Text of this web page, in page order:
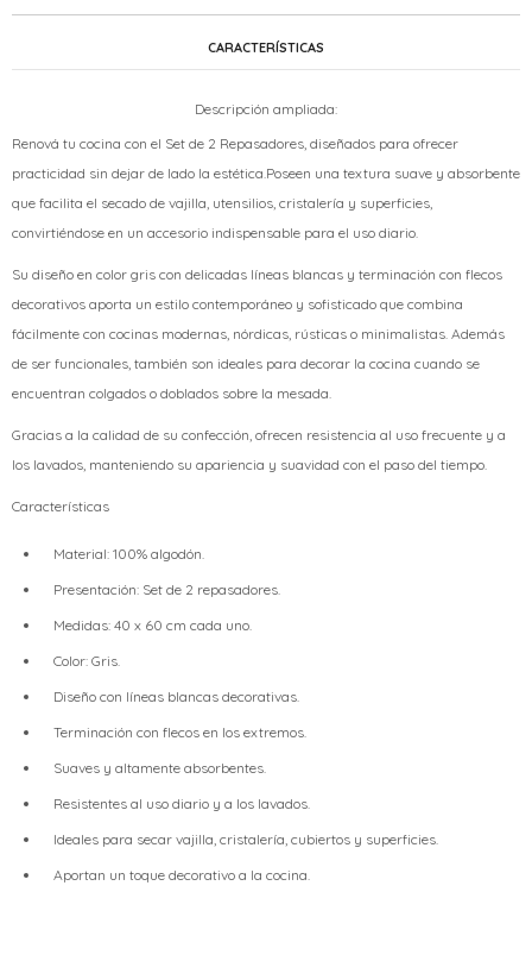
CARACTERÍSTICAS
Descripción ampliada:
Renová tu cocina con el Set de 2 Repasadores, diseñados para ofrecer
practicidad sin dejar de lado la estética.Poseen una textura suave y absorbente
que facilita el secado de vajilla, utensilios, cristalería y superficies,
convirtiéndose en un accesorio indispensable para el uso diario.
Su diseño en color gris con delicadas líneas blancas y terminación con flecos
decorativos aporta un estilo contemporáneo y sofisticado que combina
fácilmente con cocinas modernas, nórdicas, rústicas o minimalistas. Además
de ser funcionales, también son ideales para decorar la cocina cuando se
encuentran colgados o doblados sobre la mesada.
Gracias a la calidad de su confección, ofrecen resistencia al uso frecuente y a
los lavados, manteniendo su apariencia y suavidad con el paso del tiempo.
Características
Material: 100% algodón.
Presentación: Set de 2 repasadores.
Medidas: 40 x 60 cm cada uno.
Color: Gris.
Diseño con líneas blancas decorativas.
Terminación con flecos en los extremos.
Suaves y altamente absorbentes.
Resistentes al uso diario y a los lavados.
Ideales para secar vajilla, cristalería, cubiertos y superficies.
Aportan un toque decorativo a la cocina.